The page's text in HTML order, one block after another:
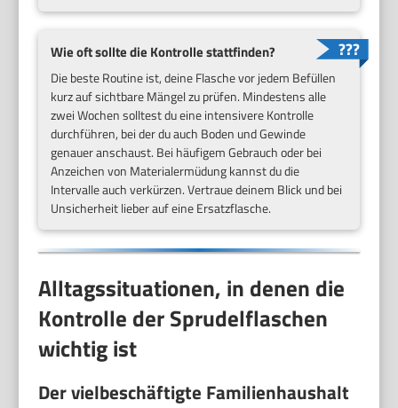
Wie oft sollte die Kontrolle stattfinden?
Die beste Routine ist, deine Flasche vor jedem Befüllen
kurz auf sichtbare Mängel zu prüfen. Mindestens alle
zwei Wochen solltest du eine intensivere Kontrolle
durchführen, bei der du auch Boden und Gewinde
genauer anschaust. Bei häufigem Gebrauch oder bei
Anzeichen von Materialermüdung kannst du die
Intervalle auch verkürzen. Vertraue deinem Blick und bei
Unsicherheit lieber auf eine Ersatzflasche.
Alltagssituationen, in denen die
Kontrolle der Sprudelflaschen
wichtig ist
Der vielbeschäftigte Familienhaushalt